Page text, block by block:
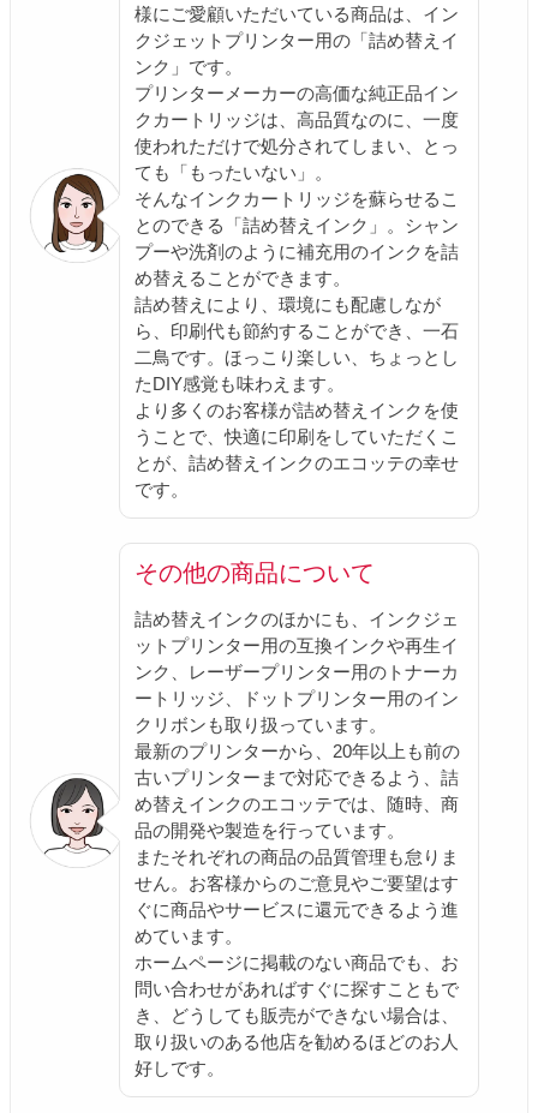
様にご愛顧いただいている商品は、イン
クジェットプリンター用の「詰め替えイ
ンク」です。
プリンターメーカーの高価な純正品イン
クカートリッジは、高品質なのに、一度
使われただけで処分されてしまい、とっ
ても「もったいない」。
そんなインクカートリッジを蘇らせるこ
とのできる「詰め替えインク」。シャン
プーや洗剤のように補充用のインクを詰
め替えることができます。
詰め替えにより、環境にも配慮しなが
ら、印刷代も節約することができ、一石
二鳥です。ほっこり楽しい、ちょっとし
たDIY感覚も味わえます。
より多くのお客様が詰め替えインクを使
うことで、快適に印刷をしていただくこ
とが、詰め替えインクのエコッテの幸せ
です。
その他の商品について
詰め替えインクのほかにも、インクジェ
ットプリンター用の互換インクや再生イ
ンク、レーザープリンター用のトナーカ
ートリッジ、ドットプリンター用のイン
クリボンも取り扱っています。
最新のプリンターから、20年以上も前の
古いプリンターまで対応できるよう、詰
め替えインクのエコッテでは、随時、商
品の開発や製造を行っています。
またそれぞれの商品の品質管理も怠りま
せん。お客様からのご意見やご要望はす
ぐに商品やサービスに還元できるよう進
めています。
ホームページに掲載のない商品でも、お
問い合わせがあればすぐに探すこともで
き、どうしても販売ができない場合は、
取り扱いのある他店を勧めるほどのお人
好しです。